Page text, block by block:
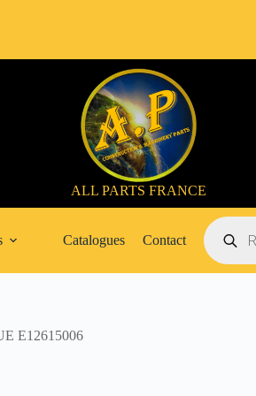
ALL PARTS FRANCE
Catalogues Contact
Recherche
de
produits
E12615006